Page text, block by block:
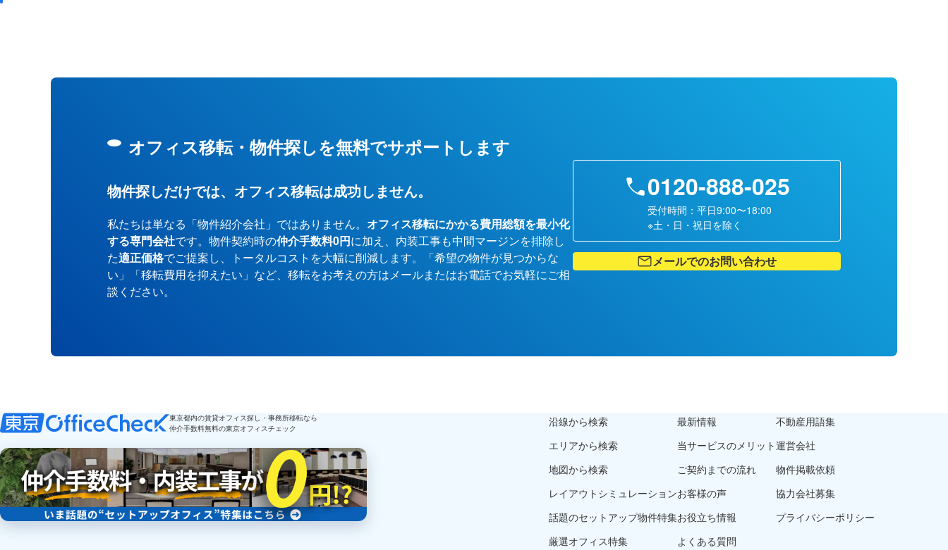
オフィス移転・物件探しを無料でサポートします
物件探しだけでは、オフィス移転は成功しません。
私たちは単なる「物件紹介会社」ではありません。 オフィス移転にかかる費用総額を最小化
する専門会社です。物件契約時の仲介手数料0円に加え、内装工事も中間マージンを排除し
た適正価格でご提案し、トータルコストを大幅に削減します。「希望の物件が見つからな
い」「移転費用を抑えたい」など、移転をお考えの方はメールまたはお電話でお気軽にご相
談ください。
0120-888-025
受付時間：平日9:00〜18:00
※土・日・祝日を除く
メールでのお問い合わせ
東京都内の賃貸オフィス探し・事務所移転なら
仲介手数料無料の東京オフィスチェック
沿線から検索
エリアから検索
地図から検索
レイアウトシミュレーション
話題のセットアップ物件特集
厳選オフィス特集
最新情報
当サービスのメリット
ご契約までの流れ
お客様の声
お役立ち情報
よくある質問
不動産用語集
運営会社
物件掲載依頼
協力会社募集
プライバシーポリシー